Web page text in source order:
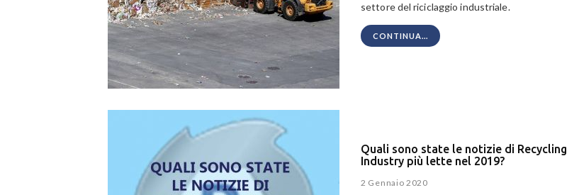
settore del riciclaggio industriale.
CONTINUA...
Quali sono state le notizie di Recycling
Industry più lette nel 2019?
2 Gennaio 2020